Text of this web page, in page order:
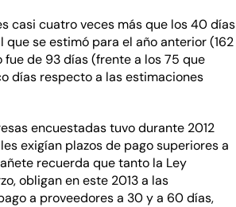
casi cuatro veces más que los 40 días
que se estimó para el año anterior (162
fue de 93 días (frente a los 75 que
días respecto a las estimaciones
encuestadas tuvo durante 2012
exigían plazos de pago superiores a
recuerda que tanto la Ley
obligan en este 2013 a las
a proveedores a 30 y a 60 días,